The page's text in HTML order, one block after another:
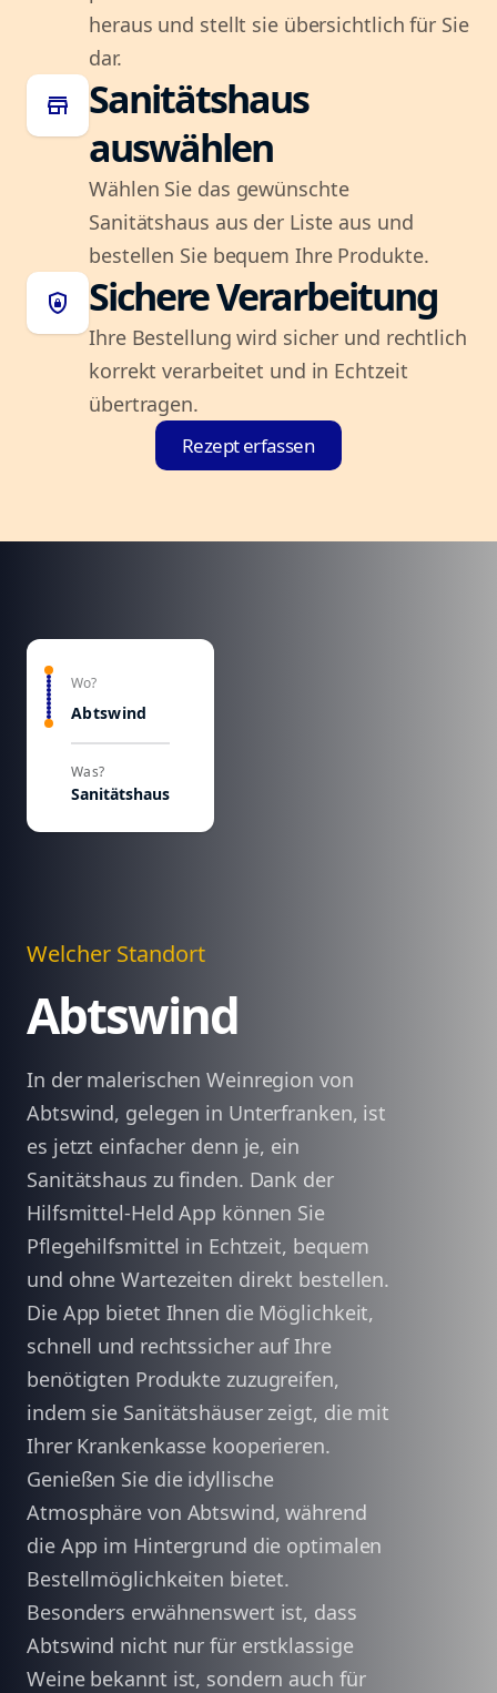
heraus und stellt sie übersichtlich für Sie
dar.
store
Sanitätshaus
auswählen
Wählen Sie das gewünschte
Sanitätshaus aus der Liste aus und
bestellen Sie bequem Ihre Produkte.
shield_lock Sichere Verarbeitung
Ihre Bestellung wird sicher und rechtlich
korrekt verarbeitet und in Echtzeit
übertragen.
Rezept erfassen
Wo?
Abtswind
Was?
Sanitätshaus
Welcher Standort
Abtswind
In der malerischen Weinregion von
Abtswind, gelegen in Unterfranken, ist
es jetzt einfacher denn je, ein
Sanitätshaus zu finden. Dank der
Hilfsmittel-Held App können Sie
Pflegehilfsmittel in Echtzeit, bequem
und ohne Wartezeiten direkt bestellen.
Die App bietet Ihnen die Möglichkeit,
schnell und rechtssicher auf Ihre
benötigten Produkte zuzugreifen,
indem sie Sanitätshäuser zeigt, die mit
Ihrer Krankenkasse kooperieren.
Genießen Sie die idyllische
Atmosphäre von Abtswind, während
die App im Hintergrund die optimalen
Bestellmöglichkeiten bietet.
Besonders erwähnenswert ist, dass
Abtswind nicht nur für erstklassige
Weine bekannt ist, sondern auch für